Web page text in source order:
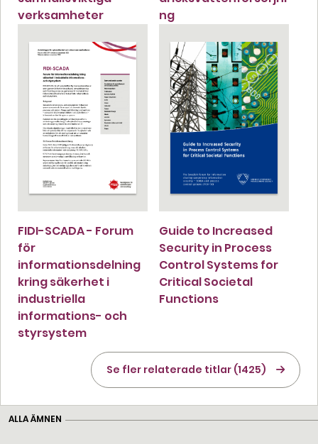
verksamheter
ng
FIDI-SCADA - Forum
för
informationsdelning
kring säkerhet i
industriella
informations- och
styrsystem
Guide to Increased
Security in Process
Control Systems for
Critical Societal
Functions
Se fler relaterade titlar (1425)
ALLA ÄMNEN